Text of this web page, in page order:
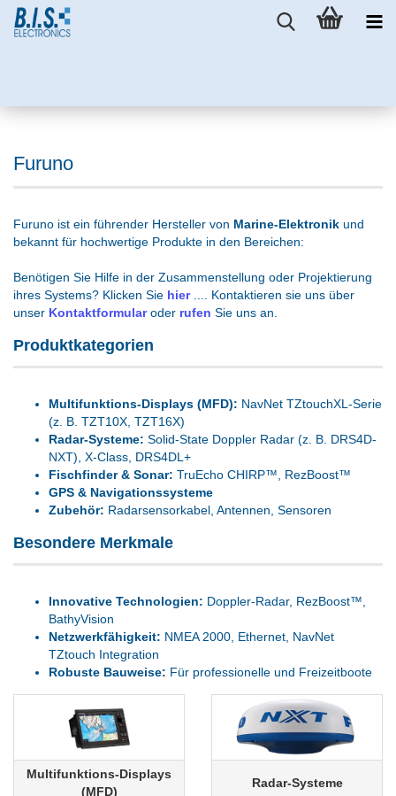
Furuno
Furuno ist ein führender Hersteller von Marine-Elektronik und
bekannt für hochwertige Produkte in den Bereichen:
Benötigen Sie Hilfe in der Zusammenstellung oder Projektierung
ihres Systems? Klicken Sie hier.... Kontaktieren sie uns über
unser Kontaktformularoder rufen Sie uns an.
Produktkategorien
Multifunktions-Displays (MFD): NavNet TZtouchXL-Serie
(z. B. TZT10X, TZT16X)
Radar-Systeme: Solid-State Doppler Radar (z. B. DRS4D-
NXT), X-Class, DRS4DL+
Fischfinder & Sonar: TruEcho CHIRP™, RezBoost™
GPS & Navigationssysteme
Zubehör: Radarsensorkabel, Antennen, Sensoren
Besondere Merkmale
Innovative Technologien: Doppler-Radar, RezBoost™,
BathyVision
Netzwerkfähigkeit: NMEA 2000, Ethernet, NavNet
TZtouch Integration
Robuste Bauweise: Für professionelle und Freizeitboote
Multifunktions-Displays
(MFD)
Radar-Systeme